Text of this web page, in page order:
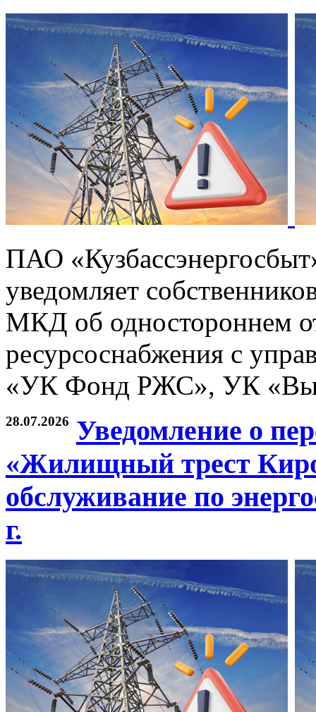
ПАО
уведомляет
МКД об одностороннем
ресурсоснабжения с
«УК Фонд РЖС», УК
28.07.2026 Уведомление о
«Жилищный трест
обслуживание по
г.